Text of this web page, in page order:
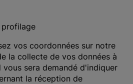
vos coordonnées sur notre
la collecte de vos données à
vous sera demandé d'indiquer
la réception de